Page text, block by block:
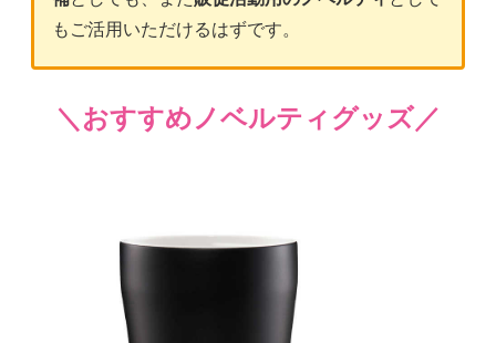
もご活用いただけるはずです。
＼おすすめノベルティグッズ／